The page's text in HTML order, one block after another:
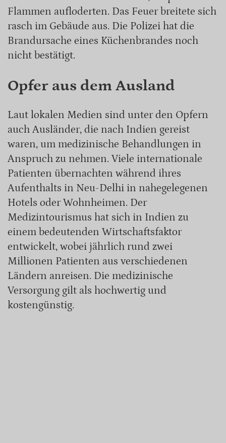
Flammen aufloderten. Das Feuer breitete sich
rasch im Gebäude aus. Die Polizei hat die
Brandursache eines Küchenbrandes noch
nicht bestätigt.
Opfer aus dem Ausland
Laut lokalen Medien sind unter den Opfern
auch Ausländer, die nach Indien gereist
waren, um medizinische Behandlungen in
Anspruch zu nehmen. Viele internationale
Patienten übernachten während ihres
Aufenthalts in Neu-Delhi in nahegelegenen
Hotels oder Wohnheimen. Der
Medizintourismus hat sich in Indien zu
einem bedeutenden Wirtschaftsfaktor
entwickelt, wobei jährlich rund zwei
Millionen Patienten aus verschiedenen
Ländern anreisen. Die medizinische
Versorgung gilt als hochwertig und
kostengünstig.